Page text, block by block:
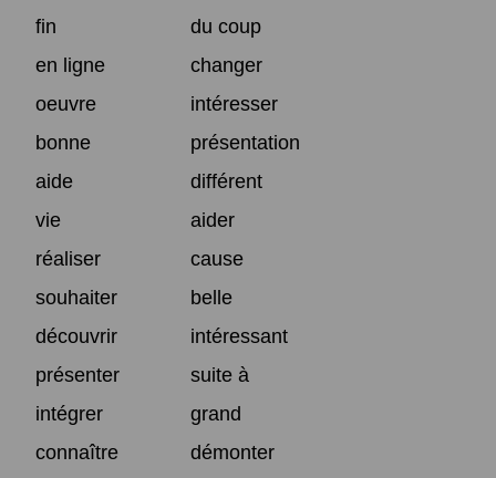
fin
du coup
en ligne
changer
oeuvre
intéresser
bonne
présentation
aide
différent
vie
aider
réaliser
cause
souhaiter
belle
découvrir
intéressant
présenter
suite à
intégrer
grand
connaître
démonter